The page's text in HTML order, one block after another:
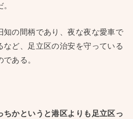
知の間柄であり、夜な夜な愛車で
など、足立区の治安を守っている
ある。
ちかというと港区よりも足立区っ